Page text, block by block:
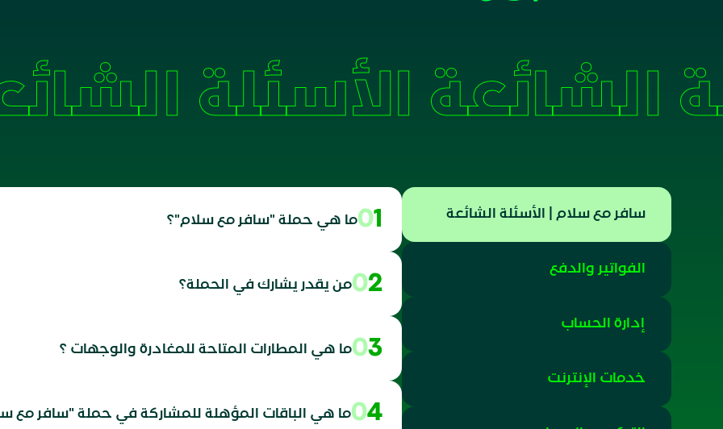
الأسئلة
سافر مع سلام | الأسئلة الشائعة
الفواتير والدفع
إدارة الحساب
خدمات الإنترنت
01 ما هي حملة "سافر مع سلام"؟
02 من يقدر يشارك في الحملة؟
03 ما هي المطارات المتاحة للمغادرة والوجهات ؟
04 ما هي الباقات المؤهلة للمشاركة في حملة "سافر مع